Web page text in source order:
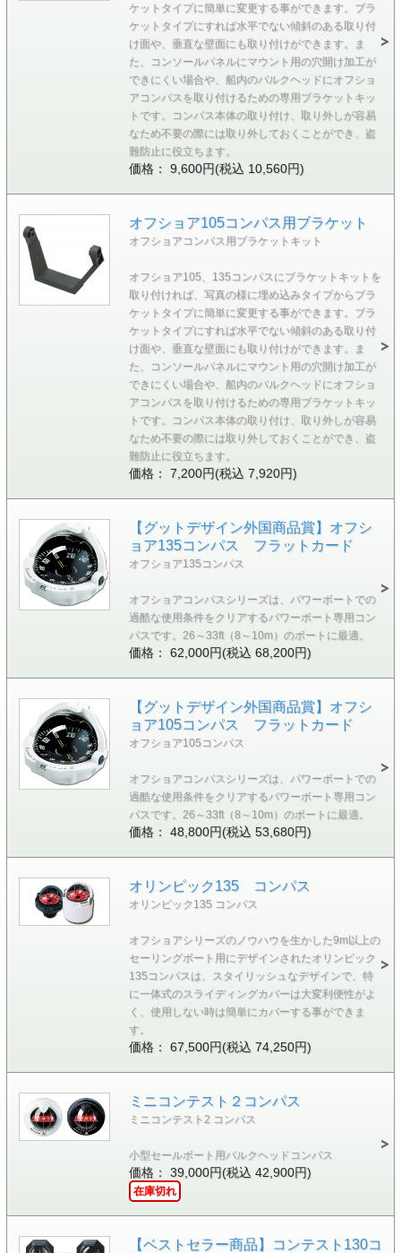
ケットタイプに簡単に変更する事ができます。ブラ
ケットタイプにすれば水平でない傾斜のある取り付
け面や、垂直な壁面にも取り付けができます。ま
た、コンソールパネルにマウント用の穴開け加工が
できにくい場合や、船内のバルクヘッドにオフショ
アコンパスを取り付けるための専用ブラケットキッ
トです。コンパス本体の取り付け、取り外しが容易
なため不要の際には取り外しておくことができ、盗
難防止に役立ちます。
価格： 9,600円(税込 10,560円)
オフショア105コンパス用ブラケット
オフショアコンパス用ブラケットキット
オフショア105、135コンパスにブラケットキットを
取り付ければ、写真の様に埋め込みタイプからブラ
ケットタイプに簡単に変更する事ができます。ブラ
ケットタイプにすれば水平でない傾斜のある取り付
け面や、垂直な壁面にも取り付けができます。ま
た、コンソールパネルにマウント用の穴開け加工が
できにくい場合や、船内のバルクヘッドにオフショ
アコンパスを取り付けるための専用ブラケットキッ
トです。コンパス本体の取り付け、取り外しが容易
なため不要の際には取り外しておくことができ、盗
難防止に役立ちます。
価格： 7,200円(税込 7,920円)
【グットデザイン外国商品賞】オフシ
ョア135コンパス フラットカード
オフショア135コンパス
オフショアコンパスシリーズは、パワーボートでの
過酷な使用条件をクリアするパワーボート専用コン
パスです。26～33ft（8～10m）のボートに最適。
価格： 62,000円(税込 68,200円)
【グットデザイン外国商品賞】オフシ
ョア105コンパス フラットカード
オフショア105コンパス
オフショアコンパスシリーズは、パワーボートでの
過酷な使用条件をクリアするパワーボート専用コン
パスです。26～33ft（8～10m）のボートに最適。
価格： 48,800円(税込 53,680円)
オリンピック135 コンパス
オリンピック135 コンパス
オフショアシリーズのノウハウを生かした9m以上の
セーリングボート用にデザインされたオリンピック
135コンパスは、スタイリッシュなデザインで、特
に一体式のスライディングカバーは大変利便性がよ
く、使用しない時は簡単にカバーする事ができま
す。
価格： 67,500円(税込 74,250円)
ミニコンテスト２コンパス
ミニコンテスト2 コンパス
小型セールボート用バルクヘッドコンパス
価格： 39,000円(税込 42,900円)
在庫切れ
【ベストセラー商品】コンテスト130コ